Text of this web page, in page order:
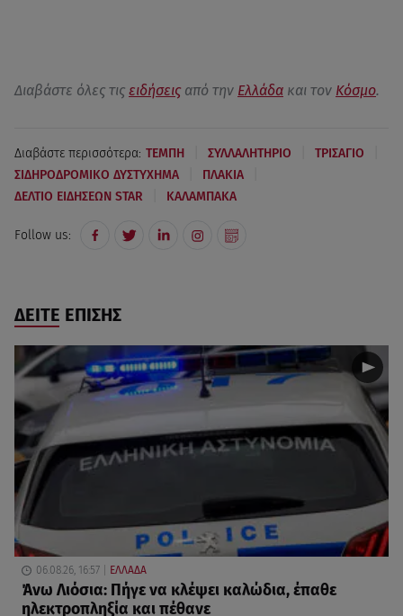
Διαβάστε όλες τις ειδήσεις από την Ελλάδα και τον Κόσμο.
Διαβάστε περισσότερα: ΤΕΜΠΗ ΣΥΛΛΑΛΗΤΗΡΙΟ ΤΡΙΣΑΓΙΟ
ΣΙΔΗΡΟΔΡΟΜΙΚΟ ΔΥΣΤΥΧΗΜΑ ΠΛΑΚΙΑ
ΔΕΛΤΙΟ ΕΙΔΗΣΕΩΝ STAR ΚΑΛΑΜΠΑΚΑ
Follow us:
ΔΕΙΤΕ ΕΠΙΣΗΣ
06.08.26, 16:57 ΕΛΛΑΔΑ
Άνω Λιόσια: Πήγε να κλέψει καλώδια, έπαθε
ηλεκτροπληξία και πέθανε